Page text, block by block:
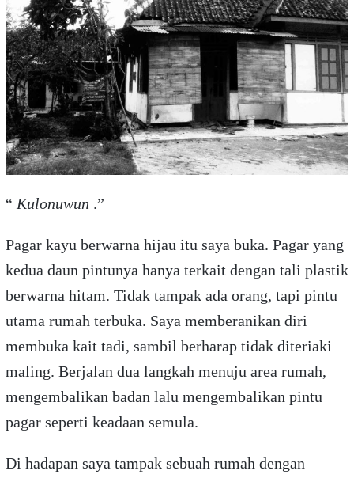
“ Kulonuwun .”
Pagar kayu berwarna hijau itu saya buka. Pagar yang
kedua daun pintunya hanya terkait dengan tali plastik
berwarna hitam. Tidak tampak ada orang, tapi pintu
utama rumah terbuka. Saya memberanikan diri
membuka kait tadi, sambil berharap tidak diteriaki
maling. Berjalan dua langkah menuju area rumah,
mengembalikan badan lalu mengembalikan pintu
pagar seperti keadaan semula.
Di hadapan saya tampak sebuah rumah dengan